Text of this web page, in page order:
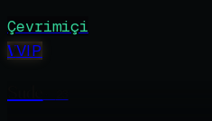
Çevrimiçi
VVIP